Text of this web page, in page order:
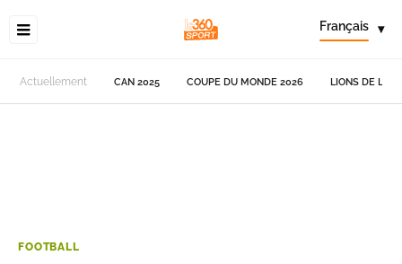
Français ▾
Actuellement CAN 2025 COUPE DU MONDE 2026 LIONS DE
FOOTBALL